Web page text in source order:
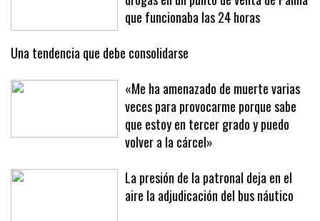
Libertad para el detenido que vendía
drogas en un punto de venta de Palma
que funcionaba las 24 horas
Una tendencia que debe consolidarse
«Me ha amenazado de muerte varias
veces para provocarme porque sabe
que estoy en tercer grado y puedo
volver a la cárcel»
La presión de la patronal deja en el